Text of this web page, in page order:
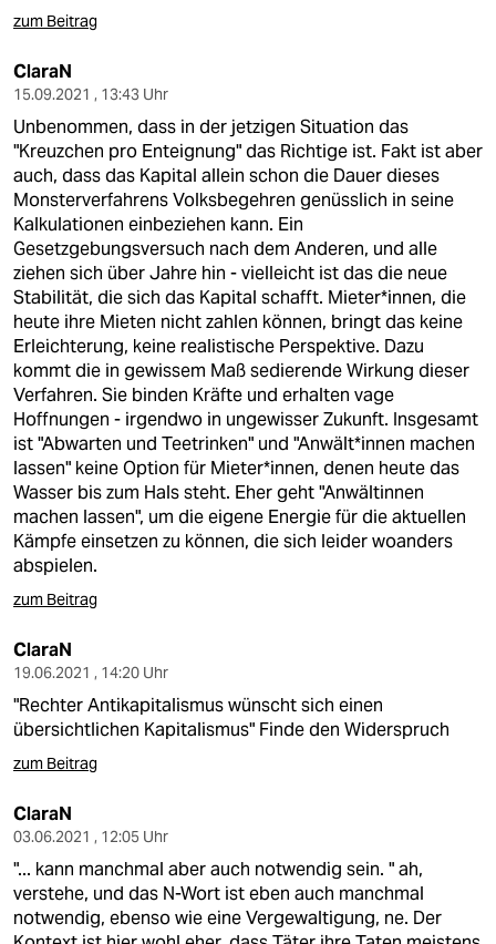
zum Beitrag
ClaraN
15.09.2021 , 13:43 Uhr
Unbenommen, dass in der jetzigen Situation das
"Kreuzchen pro Enteignung" das Richtige ist. Fakt ist aber
auch, dass das Kapital allein schon die Dauer dieses
Monsterverfahrens Volksbegehren genüsslich in seine
Kalkulationen einbeziehen kann. Ein
Gesetzgebungsversuch nach dem Anderen, und alle
ziehen sich über Jahre hin - vielleicht ist das die neue
Stabilität, die sich das Kapital schafft. Mieter*innen, die
heute ihre Mieten nicht zahlen können, bringt das keine
Erleichterung, keine realistische Perspektive. Dazu
kommt die in gewissem Maß sedierende Wirkung dieser
Verfahren. Sie binden Kräfte und erhalten vage
Hoffnungen - irgendwo in ungewisser Zukunft. Insgesamt
ist "Abwarten und Teetrinken" und "Anwält*innen machen
lassen" keine Option für Mieter*innen, denen heute das
Wasser bis zum Hals steht. Eher geht "Anwältinnen
machen lassen", um die eigene Energie für die aktuellen
Kämpfe einsetzen zu können, die sich leider woanders
abspielen.
zum Beitrag
ClaraN
19.06.2021 , 14:20 Uhr
"Rechter Antikapitalismus wünscht sich einen
übersichtlichen Kapitalismus" Finde den Widerspruch
zum Beitrag
ClaraN
03.06.2021 , 12:05 Uhr
"... kann manchmal aber auch notwendig sein. " ah,
verstehe, und das N-Wort ist eben auch manchmal
notwendig, ebenso wie eine Vergewaltigung, ne. Der